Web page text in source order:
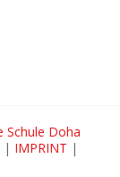
Schule Doha
| IMPRINT |